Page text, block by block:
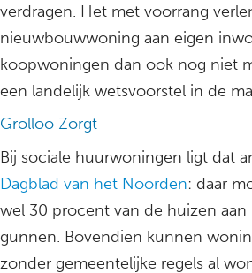
verdragen. Het met voorrang
nieuwbouwwoning aan eigen
koopwoningen dan ook nog niet
een landelijk wetsvoorstel in de
Grolloo Zorgt
Bij sociale huurwoningen ligt dat
Dagblad van het Noorden: daar
wel 30 procent van de huizen aan
gunnen. Bovendien kunnen
zonder gemeentelijke regels al